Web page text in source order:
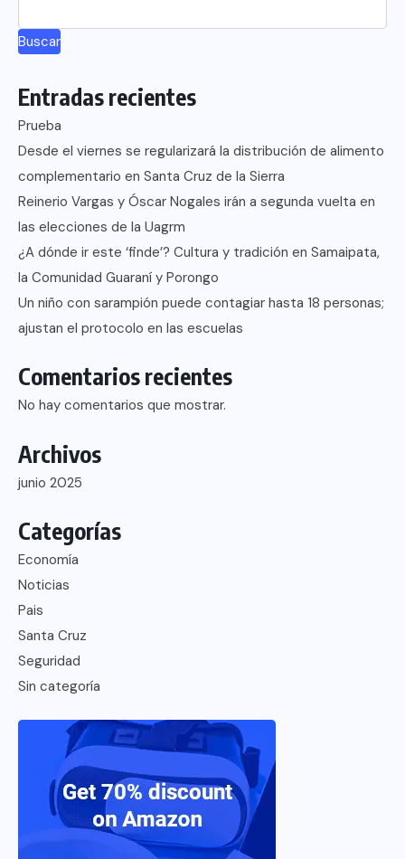
Buscar
Entradas recientes
Prueba
Desde el viernes se regularizará la distribución de alimento
complementario en Santa Cruz de la Sierra
Reinerio Vargas y Óscar Nogales irán a segunda vuelta en
las elecciones de la Uagrm
¿A dónde ir este ‘finde’? Cultura y tradición en Samaipata,
la Comunidad Guaraní y Porongo
Un niño con sarampión puede contagiar hasta 18 personas;
ajustan el protocolo en las escuelas
Comentarios recientes
No hay comentarios que mostrar.
Archivos
junio 2025
Categorías
Economía
Noticias
Pais
Santa Cruz
Seguridad
Sin categoría